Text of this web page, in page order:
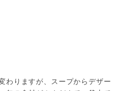
わりますが、スープからデザー